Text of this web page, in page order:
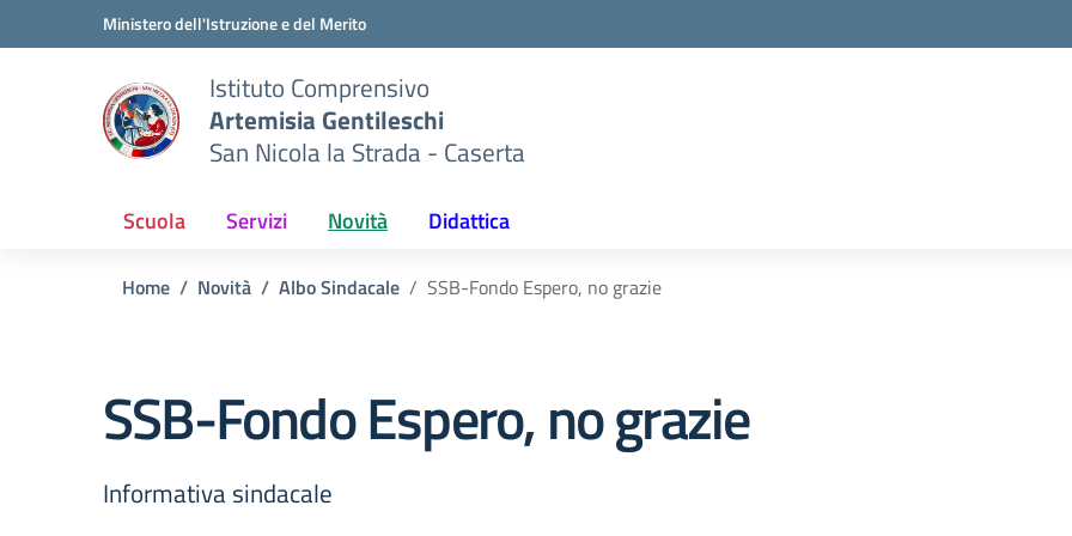
Vai ai contenuti
Vai al menu di navigazioneMinistero dell'Istruzione e del Merito
Istituto Comprensivo
Artemisia Gentileschi
San Nicola la Strada - Caserta
Scuola Servizi Novità Didattica
Home Novità Albo Sindacale SSB-Fondo Espero, no grazie
SSB-Fondo Espero, no grazie
Informativa sindacale